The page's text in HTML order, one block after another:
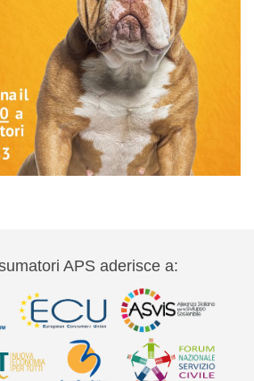
APS aderisce a: